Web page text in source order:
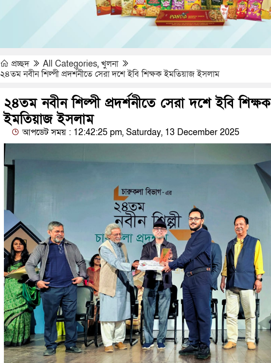
প্রচ্ছদ All Categories, খুলনা
২৪তম নবীন শিল্পী প্রদর্শনীতে সেরা দশে ইবি শিক্ষক ইমতিয়াজ ইসলাম
২৪তম নবীন শিল্পী প্রদর্শনীতে সেরা দশে ইবি শিক্ষক
ইমতিয়াজ ইসলাম
আপডেট সময় : 12:42:25 pm, Saturday, 13 December 2025